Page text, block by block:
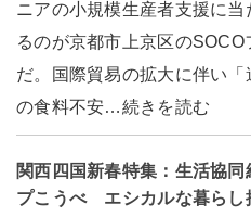
ニアの小規模生産者支援に当
るのが京都市上京区のSOCO
だ。国際貿易の拡大に伴い「
の食料不安…続きを読む
関西四国新春特集：生活協同
プこうべ エシカルな暮らし